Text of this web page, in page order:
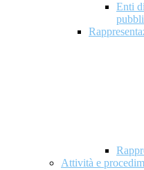
Enti
Attività e